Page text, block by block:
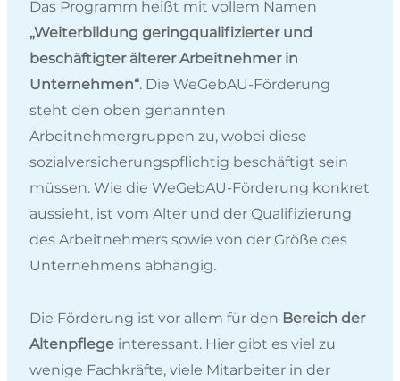
Das Programm heißt mit vollem Namen
„Weiterbildung geringqualifizierter und
beschäftigter älterer Arbeitnehmer in
Unternehmen“. Die WeGebAU-Förderung
steht den oben genannten
Arbeitnehmergruppen zu, wobei diese
sozialversicherungspflichtig beschäftigt sein
müssen. Wie die WeGebAU-Förderung konkret
aussieht, ist vom Alter und der Qualifizierung
des Arbeitnehmers sowie von der Größe des
Unternehmens abhängig.
Die Förderung ist vor allem für den Bereich der
Altenpflege interessant. Hier gibt es viel zu
wenige Fachkräfte, viele Mitarbeiter in der